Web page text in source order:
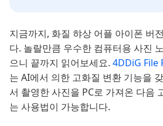
지금까지, 화질 햐상 어플 아이폰 버
다. 놀랄만큼 우수한 컴퓨터용 사진
으니 끝까지 읽어보세요. 4DDiG File
는 AI에서 의한 고화질 변환 기능을
서 촬영한 사진을 PC로 가져온 다음
는 사용법이 가능합니다.